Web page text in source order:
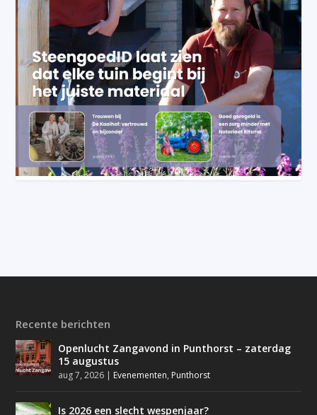
Recente berichten
Openlucht Zangavond in Punthorst – zaterdag
15 augustus
aug 7, 2026 | Evenementen, Punthorst
Is 2026 een slecht wespenjaar?